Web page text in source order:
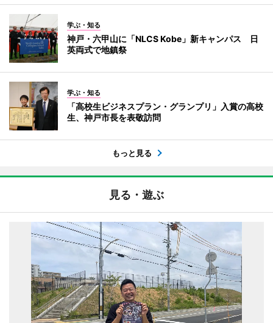
学ぶ・知る
神戸・六甲山に「NLCS Kobe」新キャンパス 日
英両式で地鎮祭
学ぶ・知る
「高校生ビジネスプラン・グランプリ」入賞の高校
生、神戸市長を表敬訪問
もっと見る
見る・遊ぶ